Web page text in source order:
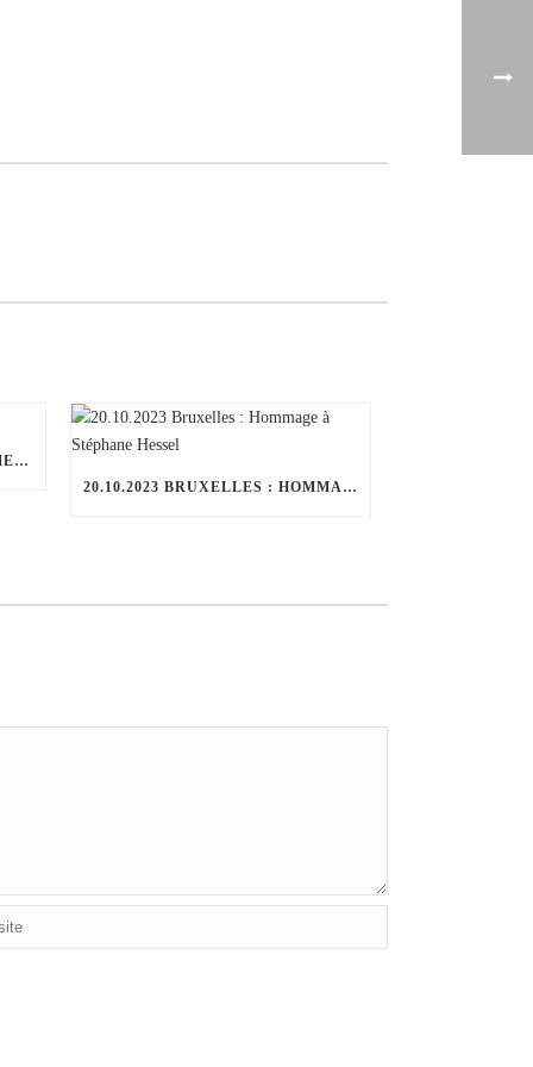
17.2.2024 BIBLIOTHÈQUE DE MELUN
20.10.2023 BRUXELLES : HOMMAGE À STÉPHANE HESSEL